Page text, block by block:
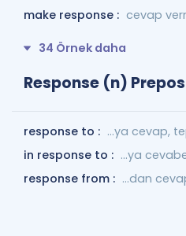
make response : cevap
34 Örnek daha
Response (n)
response to : …ya cevap,
in response to : ...ya
response from : …dan